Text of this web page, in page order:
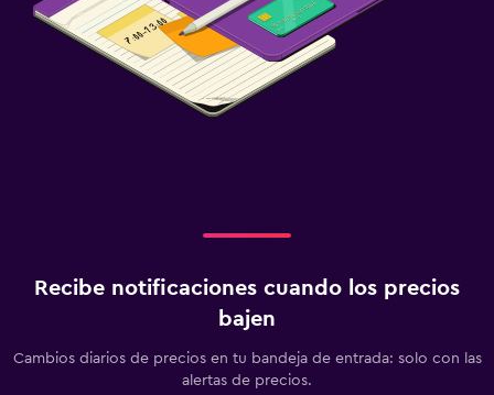
Recibe notificaciones cuando los precios
bajen
Cambios diarios de precios en tu bandeja de entrada: solo con las
alertas de precios.